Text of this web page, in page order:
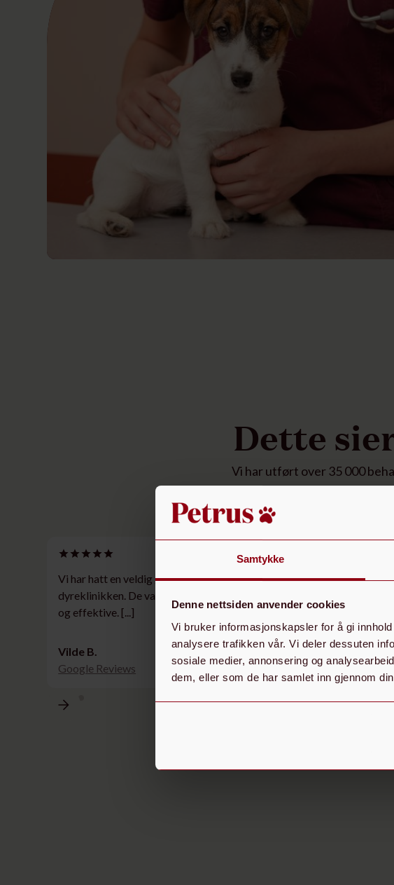
Samtykke
Denne nettsiden anvender cookies
Vi bruker informasjonskapsler for å gi
analysere trafikken vår. Vi deler dessuten
sosiale medier, annonsering og
dem, eller som de har samlet inn gjennom
Dette
Vi har utført over 35 000
Vi har hatt en veldig god opplevelse på denne
dyreklinikken. De var hyggelige, imøtekommende
og effektive. [...]
Vilde B.
Google Reviews
Det er et
Katrine B.
Google